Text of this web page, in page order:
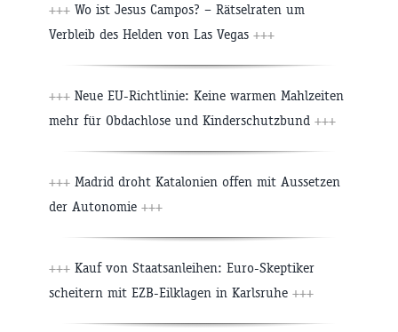
+++ Wo ist Jesus Campos? – Rätselraten um
Verbleib des Helden von Las Vegas +++
+++ Neue EU-Richtlinie: Keine warmen Mahlzeiten
mehr für Obdachlose und Kinderschutzbund +++
+++ Madrid droht Katalonien offen mit Aussetzen
der Autonomie +++
+++ Kauf von Staatsanleihen: Euro-Skeptiker
scheitern mit EZB-Eilklagen in Karlsruhe +++